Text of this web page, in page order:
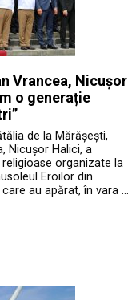
Vrancea, Nicușor
o generație
de la Mărășești,
Nicușor Halici, a
organizate la
Eroilor din
au apărat, în vara …